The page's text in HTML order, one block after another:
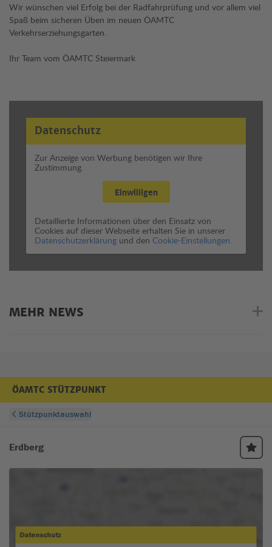
Wir wünschen viel Erfolg bei der Radfahrprüfung und vor allem viel
Spaß beim sicheren Üben im neuen ÖAMTC
Verkehrserziehungsgarten.
Ihr Team vom ÖAMTC Steiermark
Datenschutz
Zur Anzeige von Werbung benötigen wir Ihre
Zustimmung.
Einwilligen
Detaillierte Informationen über den Einsatz von
Cookies auf dieser Webseite erhalten Sie in unserer
Datenschutzerklärung und den Cookie-Einstellungen.
MEHR NEWS
ÖAMTC STÜTZPUNKT